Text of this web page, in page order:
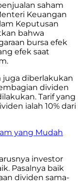
saham
Keuangan
Keputusan
bahwa
bursa efek
efek saat
juga diberlakukan
dividen
Tarif yang
ialah 10% dari
yang Mudah
investor
Pasalnya baik
dividen sama-